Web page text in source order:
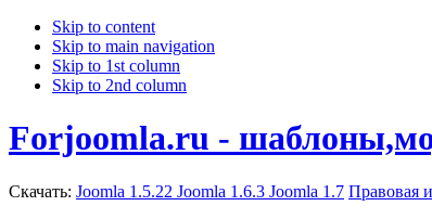
Skip to content
Skip to main navigation
Skip to 1st column
Skip to 2nd column
Forjoomla.ru -
Скачать: Joomla 1.5.22 Joomla 1.6.3 Joomla 1.7 Правовая